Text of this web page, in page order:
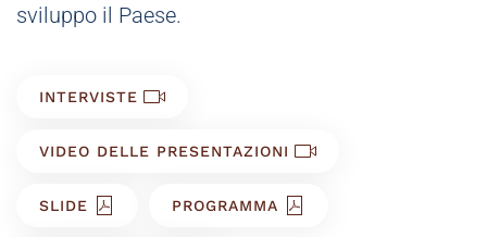
sviluppo il Paese.
INTERVISTE
VIDEO DELLE PRESENTAZIONI
SLIDE PROGRAMMA